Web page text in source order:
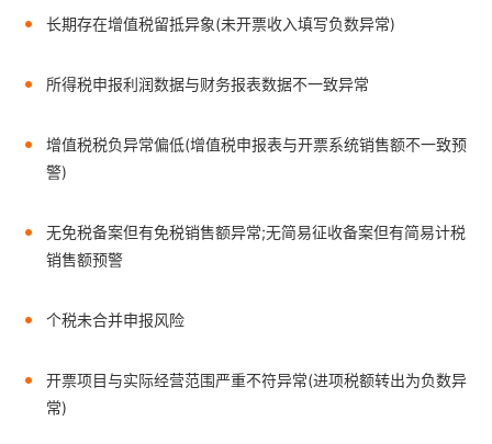
长期存在增值税留抵异象(未开票收入填写负数异常)
所得税申报利润数据与财务报表数据不一致异常
增值税税负异常偏低(增值税申报表与开票系统销售额不一致预
警)
无免税备案但有免税销售额异常;无简易征收备案但有简易计税
销售额预警
个税未合并申报风险
开票项目与实际经营范围严重不符异常(进项税额转出为负数异
常)